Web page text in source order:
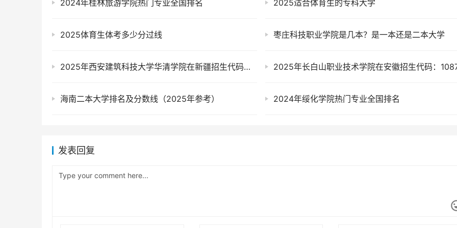
2024年桂林旅游学院热门专业全国排名 2025适合体育生的专科大学
2025体育生体考多少分过线 枣庄科技职业学院是几本？是一本还是二本大学
2025年西安建筑科技大学华清学院在新疆招生代码及专业代码 2025年长白山职业技术学院在安徽招生代码：
海南二本大学排名及分数线（2025年参考） 2024年绥化学院热门专业全国排名
发表回复